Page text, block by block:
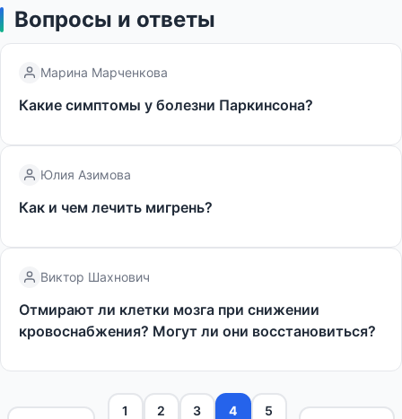
Вопросы и ответы
Марина Марченкова
Какие симптомы у болезни Паркинсона?
Юлия Азимова
Как и чем лечить мигрень?
Виктор Шахнович
Отмирают ли клетки мозга при снижении
кровоснабжения? Могут ли они восстановиться?
1 2 3 4 5